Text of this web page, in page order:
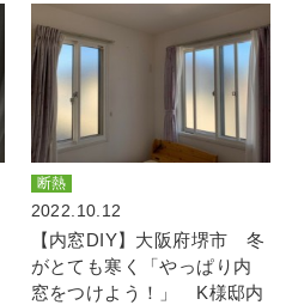
断熱
2022.10.12
【内窓DIY】大阪府堺市 冬
がとても寒く「やっぱり内
窓をつけよう！」 K様邸内